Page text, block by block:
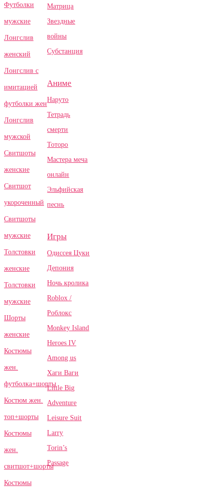
Футболки
мужские
Лонгслив
женский
Лонгслив с
имитацией
футболки жен
Лонгслив
мужской
Свитшоты
женские
Свитшот
укороченный
Свитшоты
мужские
Толстовки
женские
Толстовки
мужские
Шорты
женские
Костюмы
жен.
футболка+шорты
Костюм жен.
топ+шорты
Костюмы
жен.
свитшот+шорты
Костюмы
Матрица
Звездные
войны
Субстанция
Аниме
Наруто
Тетрадь
смерти
Тоторо
Мастера меча
онлайн
Эльфийская
песнь
Игры
Одиссея Цуки
Депония
Ночь кролика
Roblox /
Роблокс
Monkey Island
Heroes IV
Among us
Хаги Ваги
Little Big
Adventure
Leisure Suit
Larry
Torin’s
Passage